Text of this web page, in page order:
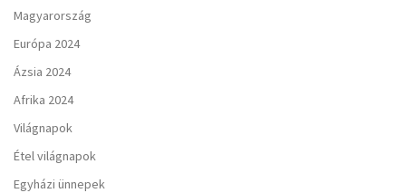
Magyarország
Európa 2024
Ázsia 2024
Afrika 2024
Világnapok
Étel világnapok
Egyházi ünnepek